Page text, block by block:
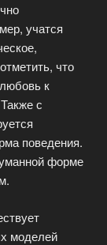
учатся
что
к
с
поведения.
форме
моделей